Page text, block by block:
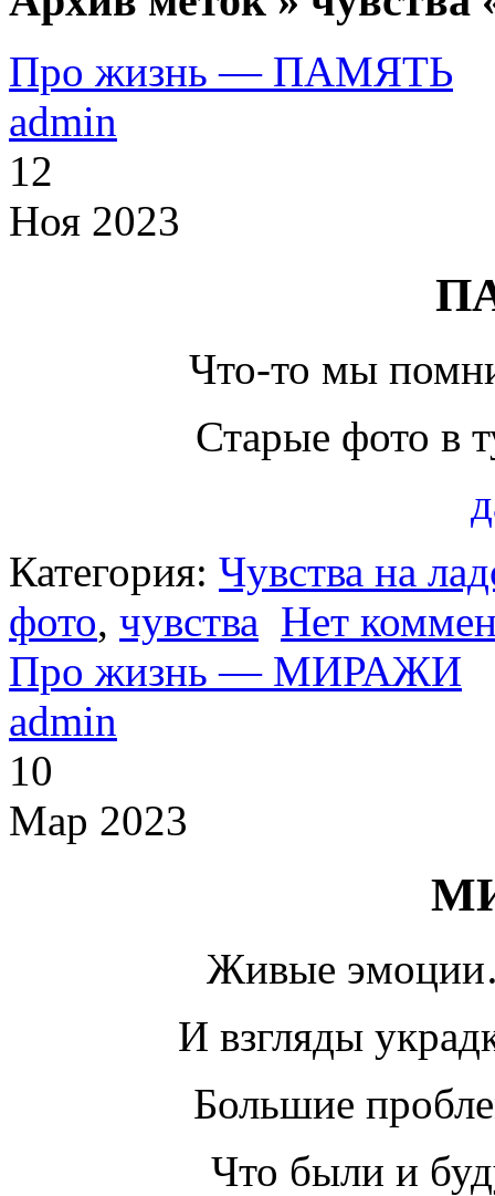
Про жизнь — ПАМЯТЬ
admin
12
Ноя 2023
Что-то мы
Старые фото в
Категория: Чувства на
фото, чувства Нет
Про жизнь — МИРАЖИ
admin
10
Мар 2023
Живые
И взгляды
Большие
Что были и